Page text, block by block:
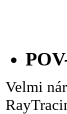
Velmi